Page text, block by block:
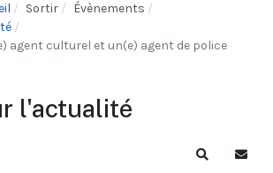
Sortir
Évènements
agent culturel et un(e) agent de police
l'actualité
Recherche